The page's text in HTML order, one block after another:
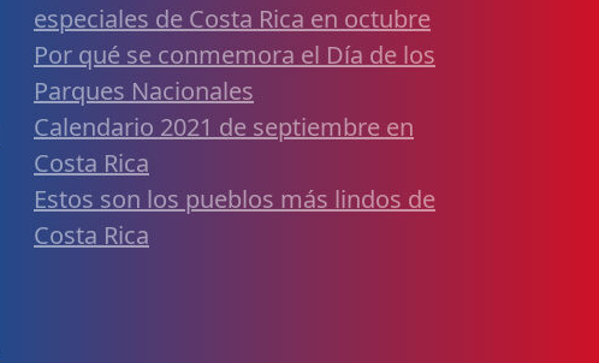
especiales de Costa Rica en octubre
Por qué se conmemora el Día de los
Parques Nacionales
Calendario 2021 de septiembre en
Costa Rica
Estos son los pueblos más lindos de
Costa Rica